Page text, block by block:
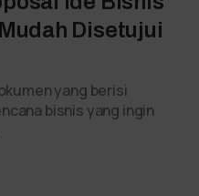
Disetujui
yang berisi
bisnis yang ingin